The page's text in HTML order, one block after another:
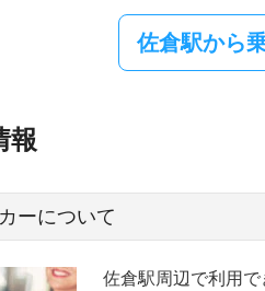
佐倉駅から
報
ーについて
佐倉駅周辺で利用